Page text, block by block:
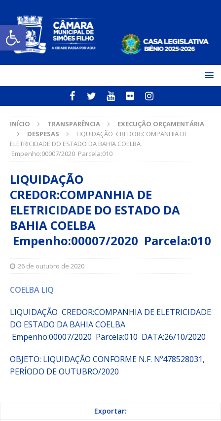
Open toolbar
INÍCIO TRANSPARÊNCIA
EXECUÇÃO ORÇAMENTÁRIA
DESPESAS
LIQUIDAÇÃO CREDOR:COMPANHIA DE
ELETRICIDADE DO ESTADO DA BAHIA COELBA
Empenho:00007/2020 Parcela:010
LIQUIDAÇÃO
CREDOR:COMPANHIA DE
ELETRICIDADE DO ESTADO DA
BAHIA COELBA
Empenho:00007/2020 Parcela:010
26 de outubro de 2020
COELBA LIQ
LIQUIDAÇÃO CREDOR:COMPANHIA DE ELETRICIDADE
DO ESTADO DA BAHIA COELBA
Empenho:00007/2020 Parcela:010 DATA:26/10/2020
OBJETO: LIQUIDAÇÃO CONFORME N.F. Nº478528031,
PERÍODO DE OUTUBRO/2020
Exportar: